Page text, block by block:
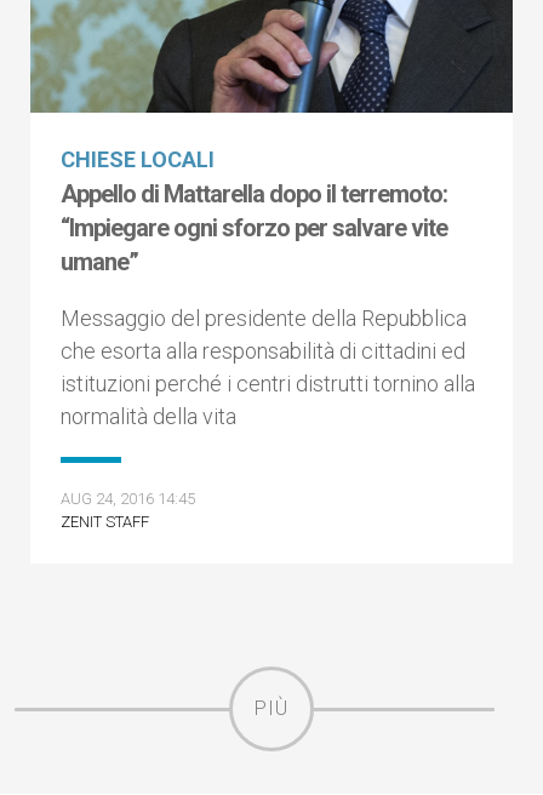
CHIESE LOCALI
Appello di Mattarella dopo il terremoto:
“Impiegare ogni sforzo per salvare vite
umane”
Messaggio del presidente della Repubblica
che esorta alla responsabilità di cittadini ed
istituzioni perché i centri distrutti tornino alla
normalità della vita
AUG 24, 2016 14:45
ZENIT STAFF
PIÙ